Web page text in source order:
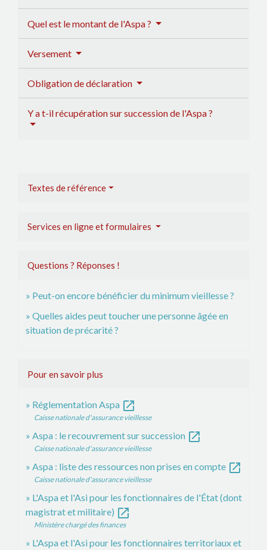
Quel est le montant de l'Aspa ?
Versement
Obligation de déclaration
Y a t-il récupération sur succession de l'Aspa ?
Textes de référence
Services en ligne et formulaires
Questions ? Réponses !
Peut-on encore bénéficier du minimum vieillesse ?
Quelles aides peut toucher une personne âgée en
situation de précarité ?
Pour en savoir plus
Réglementation Aspa open_in_new
Caisse nationale d'assurance vieillesse
Aspa : le recouvrement sur succession open_in_new
Caisse nationale d'assurance vieillesse
Aspa : liste des ressources non prises en compte open_in_new
Caisse nationale d'assurance vieillesse
L'Aspa et l'Asi pour les fonctionnaires de l'État (dont
magistrat et militaire) open_in_new
Ministère chargé des finances
L'Aspa et l'Asi pour les fonctionnaires territoriaux et